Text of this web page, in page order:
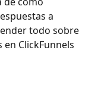
a
todo sobre
en ClickFunnels